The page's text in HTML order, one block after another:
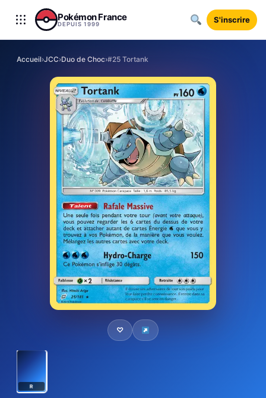
Aller au contenu
Pokémon France
DEPUIS 1999 S'inscrire
Accueil›JCC›Duo de Choc›#25 Tortank
♡
R